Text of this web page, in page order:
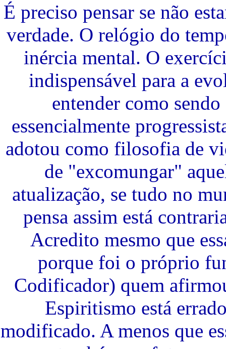
É preciso pensar se não
verdade. O relógio do
inércia mental. O
indispensável para a
entender como
essencialmente
adotou como filosofia de
de "excomungar"
atualização, se tudo no
pensa assim está
Acredito mesmo que
porque foi o próprio
Codificador) quem
Espiritismo está
modificado. A menos que